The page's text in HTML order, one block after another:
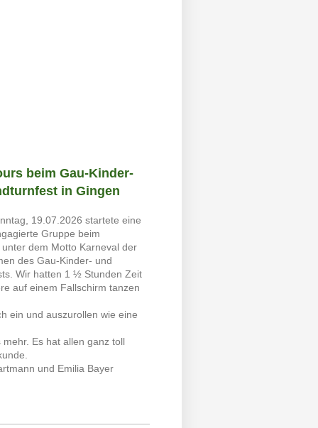
beim Gau-Kinder-
in Gingen
19.07.2026 startete eine
Gruppe beim
dem Motto Karneval der
des Gau-Kinder- und
Wir hatten 1 ½ Stunden Zeit
auf einem Fallschirm tanzen
ein und auszurollen wie eine
Es hat allen ganz toll
und Emilia Bayer